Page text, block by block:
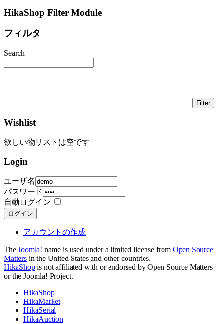
HikaShop Filter Module
フィルタ
Search
Wishlist
欲しい物リストは空です
Login
ユーザ名
パスワード
自動ログイン
ログイン
アカウントの作成
The Joomla! name is used under a limited license from Open Source
Matters in the United States and other countries.
HikaShop is not affiliated with or endorsed by Open Source Matters
or the Joomla! Project.
HikaShop
HikaMarket
HikaSerial
HikaAuction